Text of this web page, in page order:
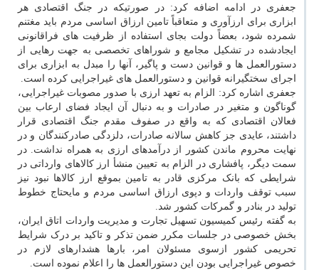
‎جعفری در ادامه اضافه کرد: در صورتیکه در جنگ اقتصادی هر
ابزاری برای ارزآوری و متعاقباً تامین ارزاق اساسی مردم باید مغتنم
شمرده شود، بعضاً دولت بجای استفاده از ظرفیت های فراقانونی
ایجادشده در تشکیل مجامع و شوراهای تخصصی به جهت رهایی از
دستورالعمل ها و قوانین دست و پاگیر، آنها را مبدل به ابزاری برای
اجرای سختگیرانه قوانین و دستورالعمل های غیراجرایی کرده است.
جعفری اشاره کرد: الزام به تعهد ارزی با صدور مصوبات غیراجرایی،
گوناگون و متغیر در صادرات و به دنبال آن ایجاد فضای ارعاب بین
فعالان اقتصادی که به واقع در صفوف مقدم جنگ اقتصادی قرار
داشتند، عایدی جز کاهش سالانه صادرات، دلزدگی صادرکنندگان و در
نهایت محروم ماندن کشور از درآمدهای ارزی به همراه نداشت. در
سمت دیگر، پافشاری در الزام به تعیین منشأ ارز کالاهای وارداتی در
شرایطی که بانک مرکزی قادر به تامین بموقع ارز کالاها نبود نیز
سبب توقف واردات و دپوی ارزاق اساسی مردم و مایحتاج خطوط
تولید در بنادر و گمرکات کشور شد.
‎به گفته رئیس کمیسیون تسهیل تجارت و مدیریت واردات اتاق ایران،
بخش خصوصی در جلسات مکرر ضمن تذکر و تاکید بر درک شرایط
تحریمی کشور ازسوی مسئولان امر، بارها هشدارهای لازم در
خصوص غیراجرایی بودن این دستورالعمل ها را اعلام نموده است.